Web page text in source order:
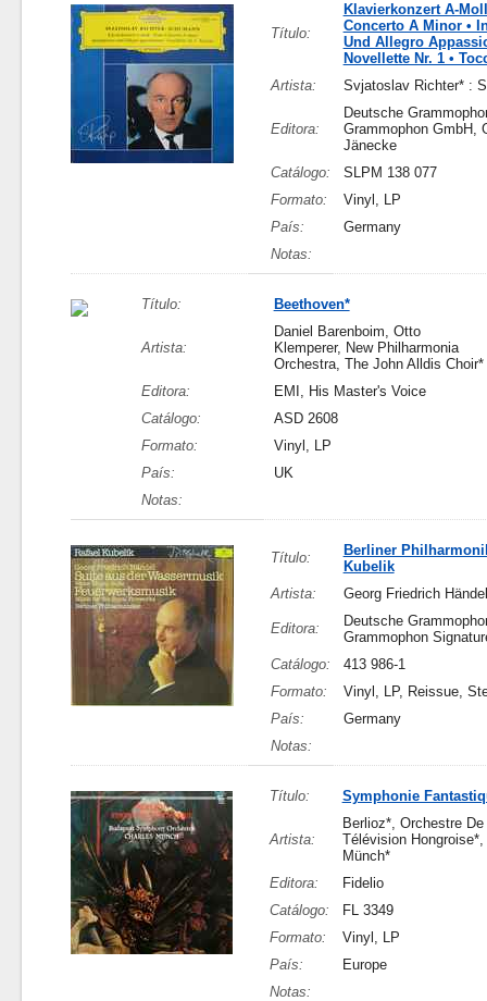
Título:
Klavierkonzert A-
Concerto A Minor •
Und Allegro
Novellette Nr. 1 •
Artista:
Svjatoslav Richter* :
Editora:
Deutsche
Grammophon GmbH,
Jänecke
Catálogo:
SLPM 138 077
Formato:
Vinyl, LP
País:
Germany
Notas:
Título: Beethoven*
Artista:
Daniel Barenboim, Otto
Klemperer, New Philharmonia
Orchestra, The John Alldis Choir*
Editora:
EMI, His Master's Voice
Catálogo:
ASD 2608
Formato:
Vinyl, LP
País:
UK
Notas:
Título:
Berliner
Kubelik
Artista:
Georg Friedrich Händel
Editora:
Deutsche
Grammophon
Catálogo:
413 986-1
Formato:
Vinyl, LP, Reissue,
País:
Germany
Notas:
Título: Symphonie
Artista:
Berlioz*, Orchestre
Télévision Hongroise*,
Münch*
Editora:
Fidelio
Catálogo:
FL 3349
Formato:
Vinyl, LP
País:
Europe
Notas: